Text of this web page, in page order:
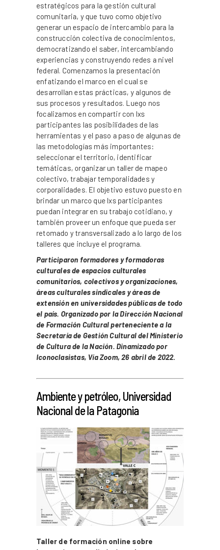
estratégicos para la gestión cultural
comunitaria, y que tuvo como objetivo
generar un espacio de intercambio para la
construcción colectiva de conocimientos,
democratizando el saber, intercambiando
experiencias y construyendo redes a nivel
federal. Comenzamos la presentación
enfatizando el marco en el cual se
desarrollan estas prácticas, y algunos de
sus procesos y resultados. Luego nos
focalizamos en compartir con lxs
participantes las posibilidades de las
herramientas y el paso a paso de algunas de
las metodologías más importantes:
seleccionar el territorio, identificar
temáticas, organizar un taller de mapeo
colectivo, trabajar temporalidades y
corporalidades. El objetivo estuvo puesto en
brindar un marco que lxs participantes
puedan integrar en su trabajo cotidiano, y
también proveer un enfoque que pueda ser
retomado y transversalizado a lo largo de los
talleres que incluye el programa.
Participaron formadores y formadoras
culturales de espacios culturales
comunitarios, colectivos y organizaciones,
áreas culturales sindicales y áreas de
extensión en universidades públicas de todo
el país. Organizado por la DirecciónNacional
de Formación Cultural perteneciente a la
Secretaría de Gestión Cultural delMinisterio
de Cultura de la Nación. Dinamizado por
Iconoclasistas, Vía Zoom, 26 abril de 2022.
Ambiente y petróleo, Universidad
Nacional de la Patagonia
Taller de formación online sobre